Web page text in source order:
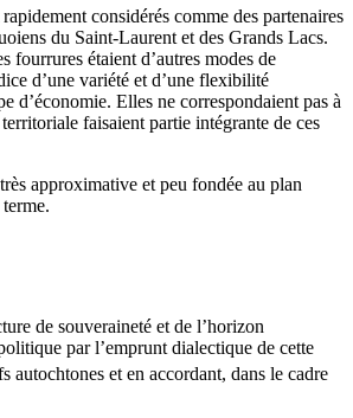
considérés comme des partenaires
du Saint-Laurent et des Grands Lacs.
fourrures étaient d’autres modes de
d’une variété et d’une flexibilité
d’économie. Elles ne correspondaient pas à
faisaient partie intégrante de ces
approximative et peu fondée au plan
de souveraineté et de l’horizon
par l’emprunt dialectique de cette
autochtones et en accordant, dans le cadre